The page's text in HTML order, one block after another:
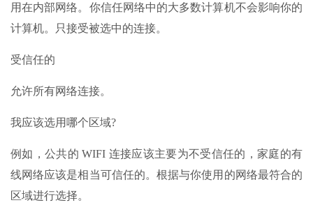
用在内部网络。你信任网络中的大多数计算机不会影响你的
计算机。只接受被选中的连接。
受信任的
允许所有网络连接。
我应该选用哪个区域?
例如，公共的 WIFI 连接应该主要为不受信任的，家庭的有
线网络应该是相当可信任的。根据与你使用的网络最符合的
区域进行选择。